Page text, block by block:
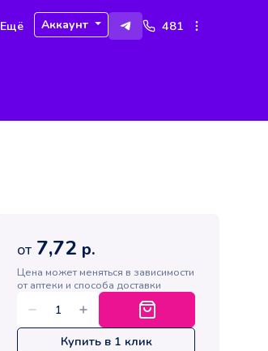
Ещё Аккаунт 481
от 7,72 р.
Цена может меняться в зависимости
от аптеки и способа доставки
Купить в 1 клик